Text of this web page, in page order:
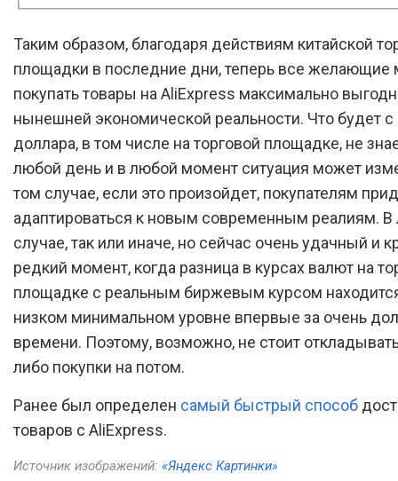
Таким образом, благодаря действиям китайской
площадки в последние дни, теперь все желающие
покупать товары на AliExpress максимально
нынешней экономической реальности. Что будет
доллара, в том числе на торговой площадке, не
любой день и в любой момент ситуация может
том случае, если это произойдет, покупателям
адаптироваться к новым современным реалиям.
случае, так или иначе, но сейчас очень удачный и
редкий момент, когда разница в курсах валют на
площадке с реальным биржевым курсом
низком минимальном уровне впервые за очень
времени. Поэтому, возможно, не стоит
либо покупки на потом.
Ранее был определен самый быстрый способ
товаров с AliExpress.
Источник изображений: «Яндекс Картинки»